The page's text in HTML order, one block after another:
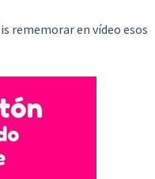
rememorar en vídeo esos